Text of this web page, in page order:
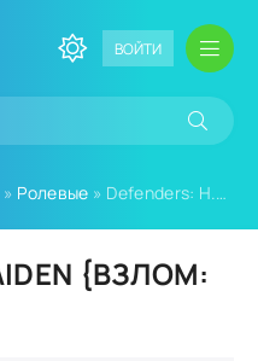
ВОЙТИ
» Ролевые » Defenders: H.B.GAIDEN {ВЗЛОМ: Много золота}
{ВЗЛОМ: